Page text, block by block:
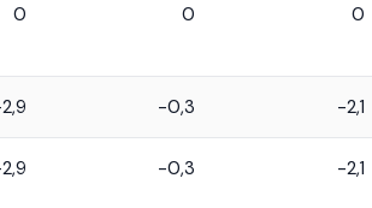
0 0 0
-0,3 -2,1
-0,3 -2,1